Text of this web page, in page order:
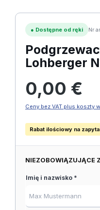
● Dostępne od ręki Nr
Lohberger
0,00 €
Ceny bez VAT plus koszty
Rabat ilościowy na
NIEZOBOWIĄZUJĄCE
Imię i nazwisko *